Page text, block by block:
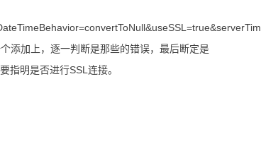
添加上，逐一判断是那些的错误，最后断定是
指明是否进行SSL连接。